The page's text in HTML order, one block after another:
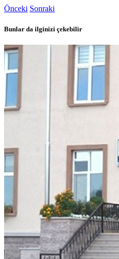
Önceki Sonraki
Bunlar da ilginizi çekebilir